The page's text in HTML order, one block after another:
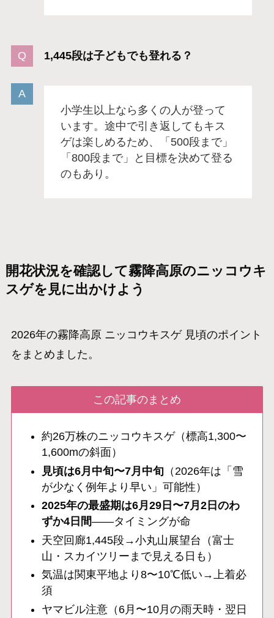
1,445段は子どもでも登れる？
小学生以上なら多くの人が登って
います。途中で引き返してもキス
ゲは楽しめるため、「500段まで」
「800段まで」と目標を決めて登る
のもあり。
開花状況を確認して霧降高原のニッコウキ
スゲを見に出かけよう
2026年の霧降高原 ニッコウキスゲ 見頃のポイント
をまとめました。
この記事のまとめ
約26万株のニッコウキスゲ（標高1,300〜
1,600mの斜面）
見頃は6月中旬〜7月中旬 （2026年は「雪
が少なく例年より早い」可能性）
2025年の最盛期は6月29日〜7月2日のわ
ずか4日間——タイミングが命
天空回廊1,445段→小丸山展望台（富士
山・スカイツリーまで見える日も）
気温は関東平地より8〜10℃低い→上着必
須
ヤマビル注意（6月〜10月の雨天時・翌日